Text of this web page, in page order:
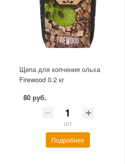
Щепа для копчения ольха
Firewood 0.2 кг
80 руб.
шт
Подробнее